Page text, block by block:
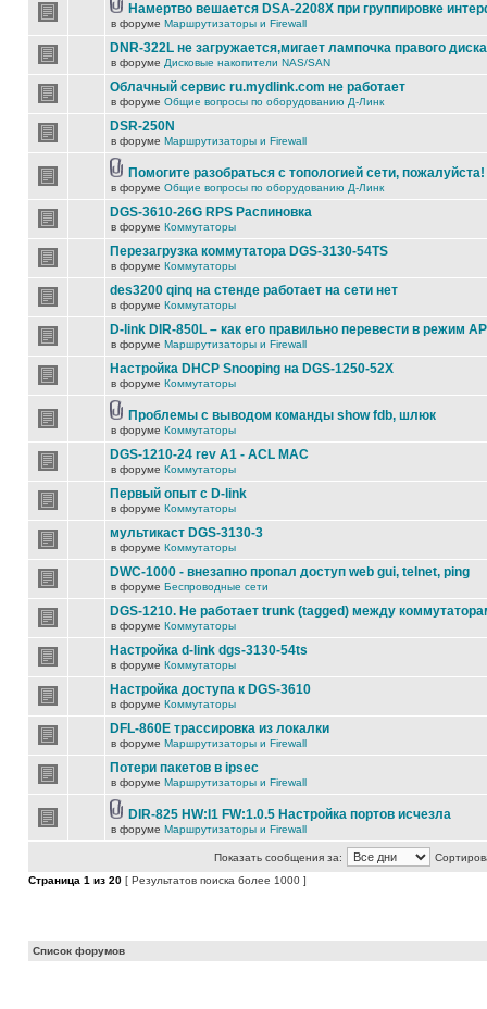
Намертво вешается DSA-2208X при группировке
в форуме Маршрутизаторы и Firewall
DNR-322L не загружается,мигает лампочка правого диска
в форуме Дисковые накопители NAS/SAN
Облачный сервис ru.mydlink.com не работает
в форуме Общие вопросы по оборудованию Д-Линк
DSR-250N
в форуме Маршрутизаторы и Firewall
Помогите разобраться с топологией сети, пожалуйста!
в форуме Общие вопросы по оборудованию Д-Линк
DGS-3610-26G RPS Распиновка
в форуме Коммутаторы
Перезагрузка коммутатора DGS-3130-54TS
в форуме Коммутаторы
des3200 qinq на стенде работает на сети нет
в форуме Коммутаторы
D-link DIR-850L – как его правильно перевести в режим
в форуме Маршрутизаторы и Firewall
Настройка DHCP Snooping на DGS-1250-52X
в форуме Коммутаторы
Проблемы с выводом команды show fdb, шлюк
в форуме Коммутаторы
DGS-1210-24 rev A1 - ACL MAC
в форуме Коммутаторы
Первый опыт с D-link
в форуме Коммутаторы
мультикаст DGS-3130-3
в форуме Коммутаторы
DWC-1000 - внезапно пропал доступ web gui, telnet, ping
в форуме Беспроводные сети
DGS-1210. Не работает trunk (tagged) между
в форуме Коммутаторы
Настройка d-link dgs-3130-54ts
в форуме Коммутаторы
Настройка доступа к DGS-3610
в форуме Коммутаторы
DFL-860E трассировка из локалки
в форуме Маршрутизаторы и Firewall
Потери пакетов в ipsec
в форуме Маршрутизаторы и Firewall
DIR-825 HW:I1 FW:1.0.5 Настройка портов исчезла
в форуме Маршрутизаторы и Firewall
Показать сообщения за:
Страница 1 из 20 [ Результатов поиска более 1000 ]
Список форумов